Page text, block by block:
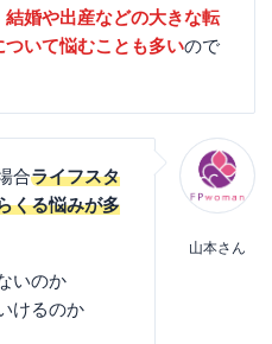
結婚や出産などの大きな転
いて悩むことも多いので
合ライフスタ
くる悩みが多
いのか
けるのか
山本さん